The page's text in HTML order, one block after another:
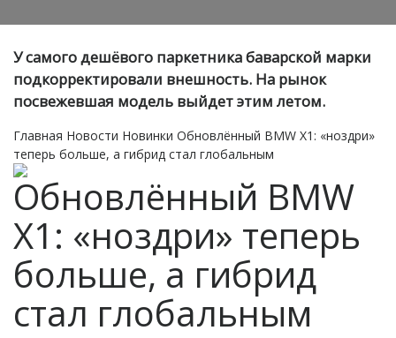
У самого дешёвого паркетника баварской марки
подкорректировали внешность. На рынок
посвежевшая модель выйдет этим летом.
Главная Новости Новинки Обновлённый BMW X1: «ноздри»
теперь больше, а гибрид стал глобальным
Обновлённый BMW
X1: «ноздри» теперь
больше, а гибрид
стал глобальным